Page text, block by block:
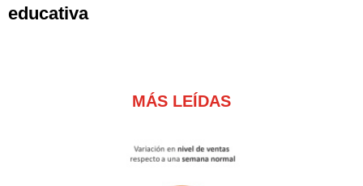
educativa
MÁS LEÍDAS